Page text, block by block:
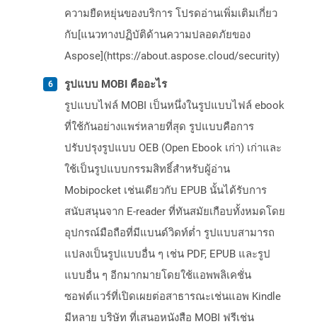
ความยืดหยุ่นของบริการ โปรดอ่านเพิ่มเติมเกี่ยว
กับ[แนวทางปฏิบัติด้านความปลอดภัยของ
Aspose](https://about.aspose.cloud/security)
รูปแบบ MOBI คืออะไร
รูปแบบไฟล์ MOBI เป็นหนึ่งในรูปแบบไฟล์ ebook
ที่ใช้กันอย่างแพร่หลายที่สุด รูปแบบคือการ
ปรับปรุงรูปแบบ OEB (Open Ebook เก่า) เก่าและ
ใช้เป็นรูปแบบกรรมสิทธิ์สำหรับผู้อ่าน
Mobipocket เช่นเดียวกับ EPUB นั้นได้รับการ
สนับสนุนจาก E-reader ที่ทันสมัยเกือบทั้งหมดโดย
อุปกรณ์มือถือที่มีแบนด์วิดท์ต่ำ รูปแบบสามารถ
แปลงเป็นรูปแบบอื่น ๆ เช่น PDF, EPUB และรูป
แบบอื่น ๆ อีกมากมายโดยใช้แอพพลิเคชั่น
ซอฟต์แวร์ที่เปิดเผยต่อสาธารณะเช่นแอพ Kindle
มีหลาย บริษัท ที่เสนอหนังสือ MOBI ฟรีเช่น